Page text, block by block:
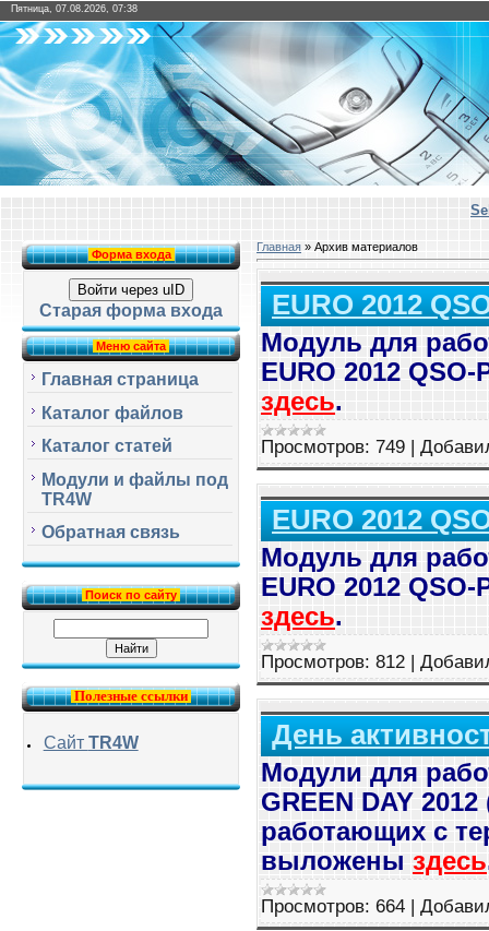
Пятница, 07.08.2026, 07:38
Форма входа
Войти через uID
Старая форма входа
Меню сайта
Главная страница
Каталог файлов
Каталог статей
Модули и файлы под
TR4W
Обратная связь
Поиск по сайту
Полезные ссылки
Сайт TR4W
Главная » Архив материалов
EURO 2012
Модуль для
EURO 2012 QSO-
здесь.
Просмотров: 749 |
EURO 2012
Модуль для
EURO 2012 QSO-
здесь.
Просмотров: 812 |
День
Модули для
GREEN DAY
работающих с
выложены здесь
Просмотров: 664 |